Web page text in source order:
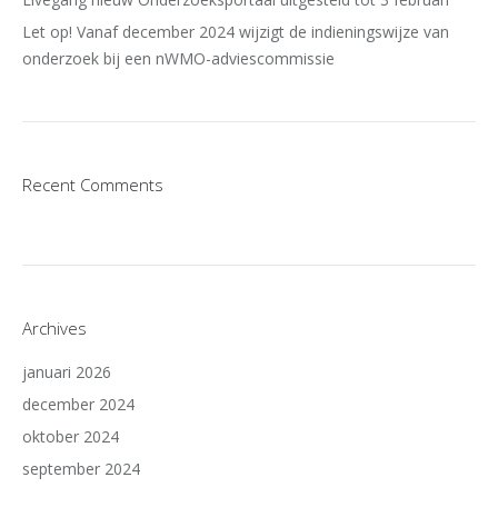
Let op! Vanaf december 2024 wijzigt de indieningswijze van
onderzoek bij een nWMO-adviescommissie
Recent Comments
Archives
januari 2026
december 2024
oktober 2024
september 2024